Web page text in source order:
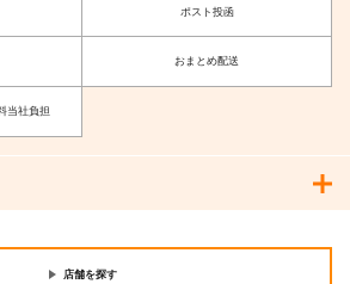
ポスト投函
おまとめ配送
当社負担
店舗を探す